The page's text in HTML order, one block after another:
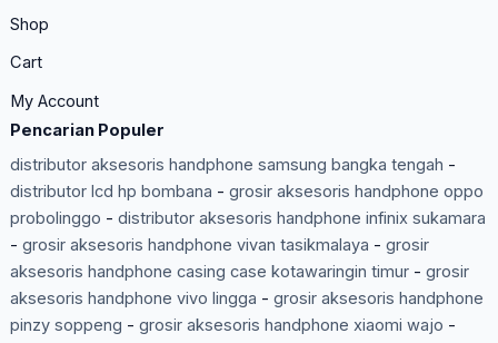
Shop
Cart
My Account
Pencarian Populer
distributor aksesoris handphone samsung bangka tengah -
distributor lcd hp bombana - grosir aksesoris handphone oppo
probolinggo - distributor aksesoris handphone infinix sukamara
- grosir aksesoris handphone vivan tasikmalaya - grosir
aksesoris handphone casing case kotawaringin timur- grosir
aksesoris handphone vivo lingga - grosir aksesoris handphone
pinzy soppeng - grosir aksesoris handphone xiaomi wajo -